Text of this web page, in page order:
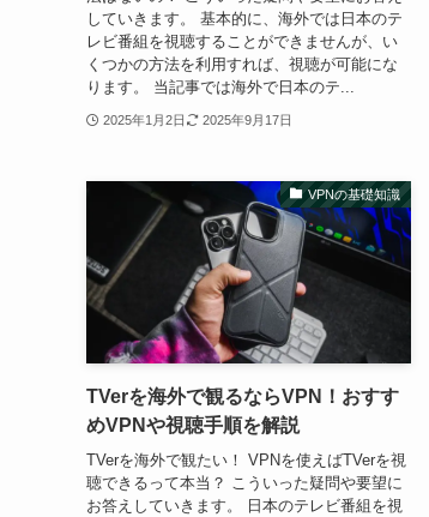
していきます。 基本的に、海外では日本のテ
レビ番組を視聴することができませんが、い
くつかの方法を利用すれば、視聴が可能にな
ります。 当記事では海外で日本のテ...
2025年1月2日 2025年9月17日
VPNの基礎知識
TVerを海外で観るならVPN！おすす
めVPNや視聴手順を解説
TVerを海外で観たい！ VPNを使えばTVerを視
聴できるって本当？ こういった疑問や要望に
お答えしていきます。 日本のテレビ番組を視